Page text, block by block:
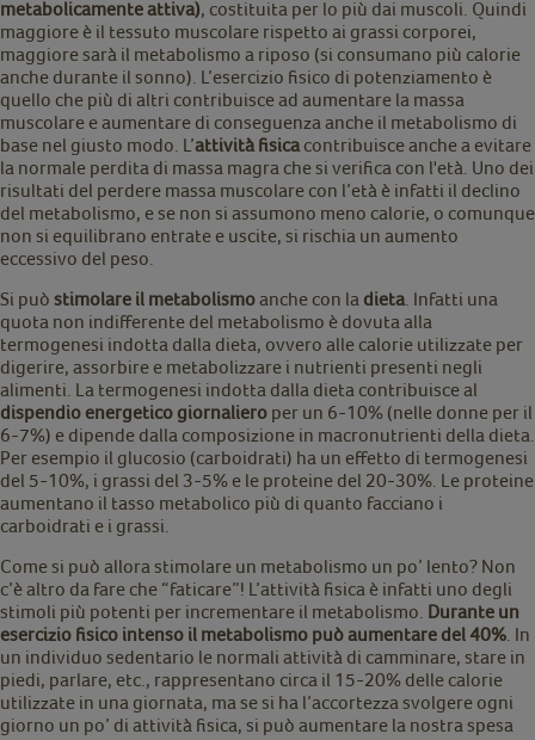
metabolicamente attiva), costituita per lo più dai muscoli. Quindi
maggiore è il tessuto muscolare rispetto ai grassi corporei,
maggiore sarà il metabolismo a riposo (si consumano più calorie
anche durante il sonno). L’esercizio fisico di potenziamento è
quello che più di altri contribuisce ad aumentare la massa
muscolare e aumentare di conseguenza anche il metabolismo di
base nel giusto modo. L’attività fisica contribuisce anche a evitare
la normale perdita di massa magra che si verifica con l'età. Uno dei
risultati del perdere massa muscolare con l’età è infatti il declino
del metabolismo, e se non si assumono meno calorie, o comunque
non si equilibrano entrate e uscite, si rischia un aumento
eccessivo del peso.
Si può stimolare il metabolismoanche con la dieta . Infatti una
quota non indifferente del metabolismo è dovuta alla
termogenesi indotta dalla dieta, ovvero alle calorie utilizzate per
digerire, assorbire e metabolizzare i nutrienti presenti negli
alimenti. La termogenesi indotta dalla dieta contribuisce al
dispendio energetico giornaliero per un 6-10% (nelle donne per il
6-7%) e dipende dalla composizione in macronutrienti della dieta.
Per esempio il glucosio (carboidrati) ha un effetto di termogenesi
del 5-10%, i grassi del 3-5% e le proteine del 20-30%. Le proteine
aumentano il tasso metabolico più di quanto facciano i
carboidrati e i grassi.
Come si può allora stimolare un metabolismo un po’ lento? Non
c’è altro da fare che “faticare”! L’attività fisica è infatti uno degli
stimoli più potenti per incrementare il metabolismo. Durante un
esercizio fisico intenso il metabolismo può aumentare del 40% . In
un individuo sedentario le normali attività di camminare, stare in
piedi, parlare, etc., rappresentano circa il 15-20% delle calorie
utilizzate in una giornata, ma se si ha l’accortezza svolgere ogni
giorno un po’ di attività fisica, si può aumentare la nostra spesa